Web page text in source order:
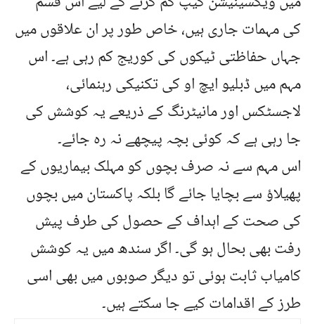
کی مہمات جاری ہیں، خاص طور پر ان علاقوں میں
جہاں حفاظتی ٹیکوں کی کوریج کم رہی ہے۔ اس
مہم میں ڈبلیو ایچ او کی تکنیکی رہنمائی،
لاجسٹکس اور مانیٹرنگ کے ذریعے یہ کوشش کی
جا رہی ہے کہ کوئی بچہ پیچھے نہ رہ جائے۔
اس مہم سے نہ صرف بچوں کو مہلک بیماریوں کے
پھیلاؤ سے بچایا جائے گا بلکہ پاکستان میں بچوں
کی صحت کے اہداف کے حصول کی طرف پیش
رفت بھی بحال ہو گی۔ اگر سندھ میں یہ کوشش
کامیاب ثابت ہوئی تو دیگر صوبوں میں بھی اسی
طرز کے اقدامات کیے جا سکتے ہیں۔